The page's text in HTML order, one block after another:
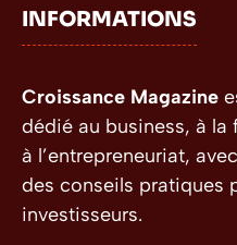
INFORMATIONS
Croissance Magazine
dédié au business, à la
à l’entrepreneuriat,
des conseils pratiques
investisseurs.